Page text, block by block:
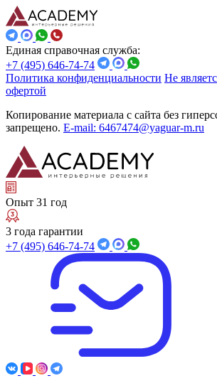
Единая справочная служба:
+7 (495) 646-74-74
Политика конфиденциальности Не
офертой
Копирование материала с сайта без
запрещено. E-mail: 6467474@yaguar-m.ru
Опыт 31 год
3 года гарантии
+7 (495) 646-74-74